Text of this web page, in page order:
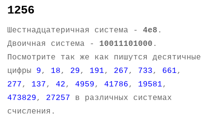
1256
Шестнадцатеричная система - 4e8 .
Двоичная система - 10011101000 .
Посмотрите так же как пишутся десятичные
цифры 9, 18, 29, 191, 267, 733, 661,
277, 137, 42, 4959, 41786, 19581,
473829, 27257 в различных системах
счисления.